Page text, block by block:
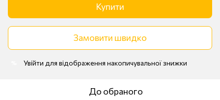
Купити
Замовити швидко
Увійти для відображення накопичувальної знижки
До обраного